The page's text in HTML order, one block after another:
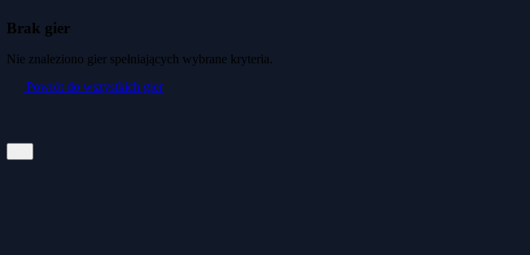
Brak gier
Nie znaleziono gier spełniających wybrane kryteria.
Powrót do wszystkich gier